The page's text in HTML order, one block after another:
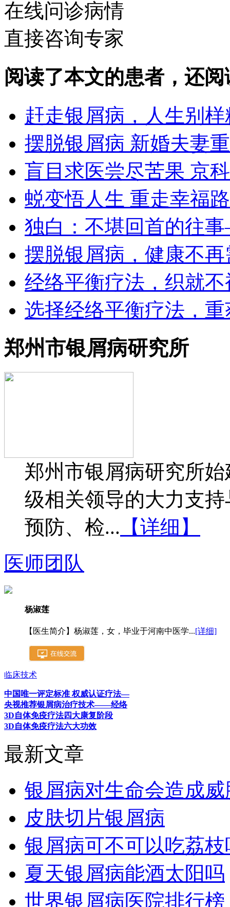
在线问诊病情
直接咨询专家
阅读了本文的患者，还
赶走银屑病，人生别
摆脱银屑病 新婚夫妻
盲目求医尝尽苦果 京
蜕变悟人生 重走幸福路
独白：不堪回首的往
摆脱银屑病，健康不
经络平衡疗法，织就
选择经络平衡疗法，
郑州市银屑病研究所
郑州市银屑病研究所
级相关领导的大力支
预防、检... 【详细】
医师团队
杨淑莲
【医生简介】杨淑莲，女，毕业于河南中医学...[详细]
临床技术
中国唯一评定标准 权威认证疗法—
央视推荐银屑病治疗技术——经络
3D自体免疫疗法四大康复阶段
3D自体免疫疗法六大功效
最新文章
银屑病对生命会造成威
皮肤切片银屑病
银屑病可不可以吃荔枝
夏天银屑病能酒太阳吗
世界银屑病医院排行榜